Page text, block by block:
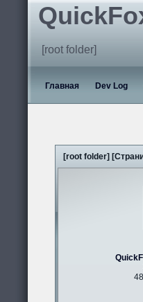
[root folder]
Главная Dev Log
[root folder]